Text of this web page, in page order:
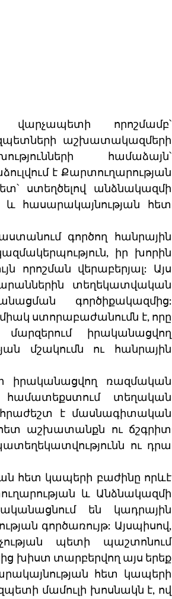
որոշմամբ՝
աշխատակազմերի
համաձայն՝
է Քարտուղարության
ստեղծելով անձնակազմի
հասարակայնության հետ
գործող հանրային
իր խորին
որոշման վերաբերյալ: Այս
տեղեկատվական
գործիքակազմից:
ստորաբաժանումն է, որը
իրականացվող
մշակումն ու հանրային
իրականացվող ռազմական
համատեքստում տեղական
է մասնագիտական
աշխատանքն ու ճշգրիտ
ու դրա
հետ կապերի բաժինը որևէ
և Անձնակազմի
են կադրային
գործառույթ: Այսպիսով,
պետի պաշտոնում
խիստ տարբերվող այս երեք
հետ կապերի
մամուլի խոսնակն է, ով